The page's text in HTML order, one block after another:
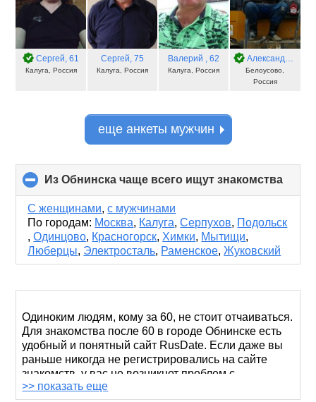
Сергей, 61
Калуга, Россия
Сергей, 75
Калуга, Россия
Валерий , 62
Калуга, Россия
Александр , 61
Белоусово,
Россия
еще анкеты мужчин
Из Обнинска чаще всего ищут знакомства
to
С женщинами,с мужчинами
По городам: Москва, Калуга,Серпухов, Подольск
,Одинцово, Красногорск, Химки, Мытищи,
Люберцы, Электросталь, Раменское,Жуковский
Одиноким людям, кому за 60, не стоит отчаиваться.
Для знакомства после 60 в городе Обнинске есть
удобный и понятный сайт RusDate. Если даже вы
раньше никогда не регистрировались на сайте
знакомств, у вас не возникнет проблем с
созданием аккаунта
>> показать еще